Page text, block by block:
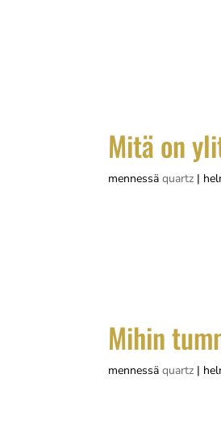
Mitä on
mennessäquartz |
Mihin
mennessäquartz |